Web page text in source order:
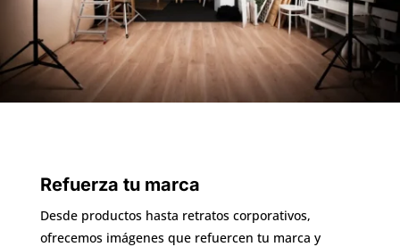
Refuerza tu marca
Desde productos hasta retratos corporativos,
ofrecemos imágenes que refuercen tu marca y